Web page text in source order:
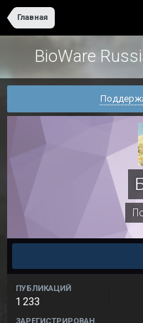
Главная
BioWare
ПУБЛИКАЦИЙ
1 233